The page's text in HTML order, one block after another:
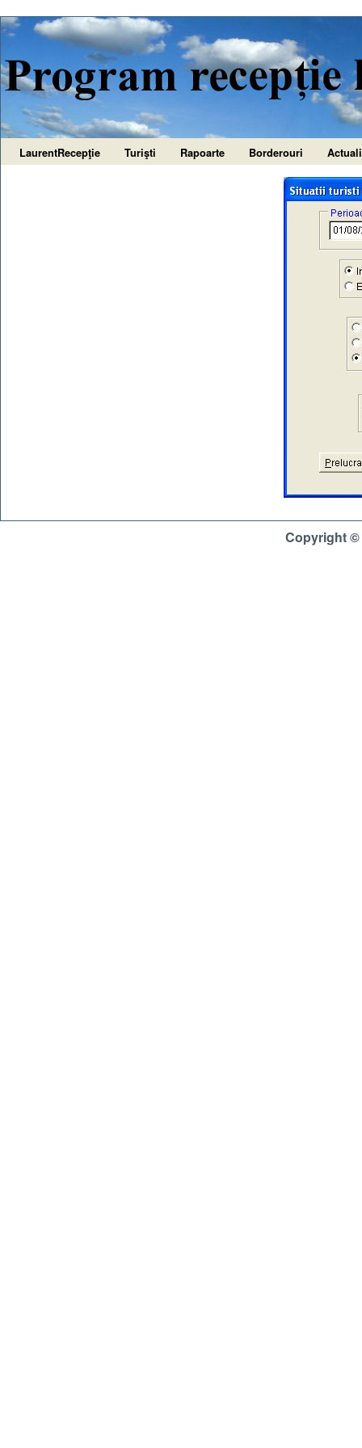
LaurentRecepţie Turişti Rapoarte Borderouri
Copyright